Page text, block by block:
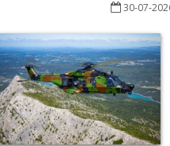
30-07-